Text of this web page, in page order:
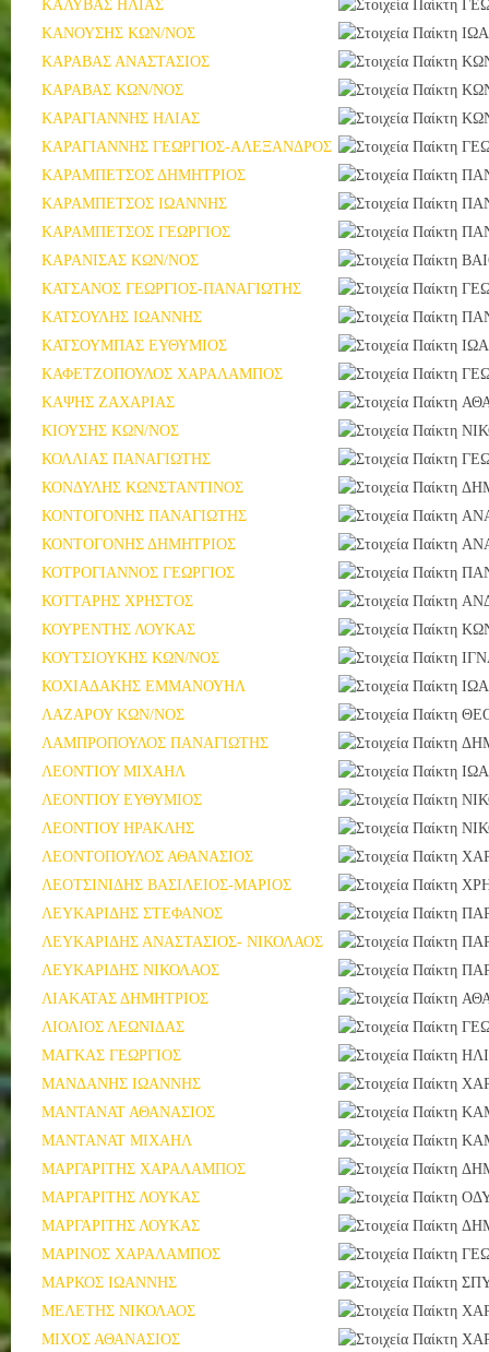
ΚΑΛΥΒΑΣ ΗΛΙΑΣ
ΚΑΝΟΥΣΗΣ ΚΩΝ/ΝΟΣ
ΚΑΡΑΒΑΣ ΑΝΑΣΤΑΣΙΟΣ
ΚΑΡΑΒΑΣ ΚΩΝ/ΝΟΣ
ΚΑΡΑΓΙΑΝΝΗΣ ΗΛΙΑΣ
ΚΑΡΑΓΙΑΝΝΗΣ ΓΕΩΡΓΙΟΣ-ΑΛΕΞΑΝΔΡΟΣ
ΚΑΡΑΜΠΕΤΣΟΣ ΔΗΜΗΤΡΙΟΣ
ΚΑΡΑΜΠΕΤΣΟΣ ΙΩΑΝΝΗΣ
ΚΑΡΑΜΠΕΤΣΟΣ ΓΕΩΡΓΙΟΣ
ΚΑΡΑΝΙΣΑΣ ΚΩΝ/ΝΟΣ
ΚΑΤΣΑΝΟΣ ΓΕΩΡΓΙΟΣ-ΠΑΝΑΓΙΩΤΗΣ
ΚΑΤΣΟΥΛΗΣ ΙΩΑΝΝΗΣ
ΚΑΤΣΟΥΜΠΑΣ ΕΥΘΥΜΙΟΣ
ΚΑΦΕΤΖΟΠΟΥΛΟΣ ΧΑΡΑΛΑΜΠΟΣ
ΚΑΨΗΣ ΖΑΧΑΡΙΑΣ
ΚΙΟΥΣΗΣ ΚΩΝ/ΝΟΣ
ΚΟΛΛΙΑΣ ΠΑΝΑΓΙΩΤΗΣ
ΚΟΝΔΥΛΗΣ ΚΩΝΣΤΑΝΤΙΝΟΣ
ΚΟΝΤΟΓΟΝΗΣ ΠΑΝΑΓΙΩΤΗΣ
ΚΟΝΤΟΓΟΝΗΣ ΔΗΜΗΤΡΙΟΣ
ΚΟΤΡΟΓΙΑΝΝΟΣ ΓΕΩΡΓΙΟΣ
ΚΟΤΤΑΡΗΣ ΧΡΗΣΤΟΣ
ΚΟΥΡΕΝΤΗΣ ΛΟΥΚΑΣ
ΚΟΥΤΣΙΟΥΚΗΣ ΚΩΝ/ΝΟΣ
ΚΟΧΙΑΔΑΚΗΣ ΕΜΜΑΝΟΥΗΛ
ΛΑΖΑΡΟΥ ΚΩΝ/ΝΟΣ
ΛΑΜΠΡΟΠΟΥΛΟΣ ΠΑΝΑΓΙΩΤΗΣ
ΛΕΟΝΤΙΟΥ ΜΙΧΑΗΛ
ΛΕΟΝΤΙΟΥ ΕΥΘΥΜΙΟΣ
ΛΕΟΝΤΙΟΥ ΗΡΑΚΛΗΣ
ΛΕΟΝΤΟΠΟΥΛΟΣ ΑΘΑΝΑΣΙΟΣ
ΛΕΟΤΣΙΝΙΔΗΣ ΒΑΣΙΛΕΙΟΣ-ΜΑΡΙΟΣ
ΛΕΥΚΑΡΙΔΗΣ ΣΤΕΦΑΝΟΣ
ΛΕΥΚΑΡΙΔΗΣ ΑΝΑΣΤΑΣΙΟΣ- ΝΙΚΟΛΑΟΣ
ΛΕΥΚΑΡΙΔΗΣ ΝΙΚΟΛΑΟΣ
ΛΙΑΚΑΤΑΣ ΔΗΜΗΤΡΙΟΣ
ΛΙΟΛΙΟΣ ΛΕΩΝΙΔΑΣ
ΜΑΓΚΑΣ ΓΕΩΡΓΙΟΣ
ΜΑΝΔΑΝΗΣ ΙΩΑΝΝΗΣ
ΜΑΝΤΑΝΑΤ ΑΘΑΝΑΣΙΟΣ
ΜΑΝΤΑΝΑΤ ΜΙΧΑΗΛ
ΜΑΡΓΑΡΙΤΗΣ ΧΑΡΑΛΑΜΠΟΣ
ΜΑΡΓΑΡΙΤΗΣ ΛΟΥΚΑΣ
ΜΑΡΓΑΡΙΤΗΣ ΛΟΥΚΑΣ
ΜΑΡΙΝΟΣ ΧΑΡΑΛΑΜΠΟΣ
ΜΑΡΚΟΣ ΙΩΑΝΝΗΣ
ΜΕΛΕΤΗΣ ΝΙΚΟΛΑΟΣ
ΜΙΧΟΣ ΑΘΑΝΑΣΙΟΣ